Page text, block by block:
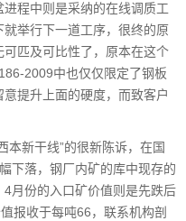
程中则是采纳的在线调质工
举行下一道工序，很终的原
匹及可比性了，原本在这个
2009中也仅仅限定了钢板
提升上面的硬度，而致客户
本新干线”的很新陈诉，在国
下落，钢厂内矿的库中现存的
月份的入口矿价值则是先跌后
报收于每吨66，联系机构剖